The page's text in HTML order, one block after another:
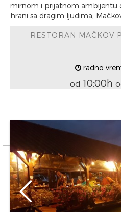
mirnom i prijatnom ambijentu
hrani sa dragim ljudima,
RESTORAN MAČKOV
radno
od 10:00h